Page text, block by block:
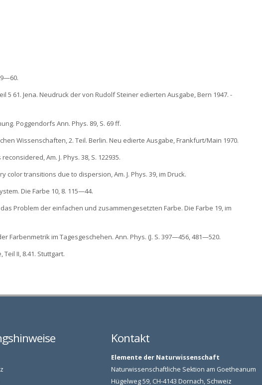
5 61. Jena. Neudruck der von Rudolf Steiner edierten Ausgabe, Bern 1947. -
Poggendorfs Ann. Phys. 89, S. 69 ff.
Wissenschaften, 2. Teil. Berlin. Neu edierte Ausgabe, Frankfurt/Main 1970.
Am. J. Phys. 38, S. 122935.
color transitions due to dispersion, Am. J. Phys. 39, im Druck.
Die Farbe 10, 8. 115—44.
Problem der einfachen und zusammengesetzten Farbe. Die Farbe 19, im
Farbenmetrik im Tagesgeschehen. Ann. Phys. (J. S. 397—456, 481—520.
II, 8.41. Stuttgart.
Kontakt
Elemente der Naturwissenschaft
Naturwissenschaftliche Sektion am Goetheanum
Hügelweg 59, CH-4143 Dornach, Schweiz